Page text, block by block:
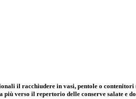
il racchiudere in vasi, pentole o contenitori
più verso il repertorio delle conserve salate e